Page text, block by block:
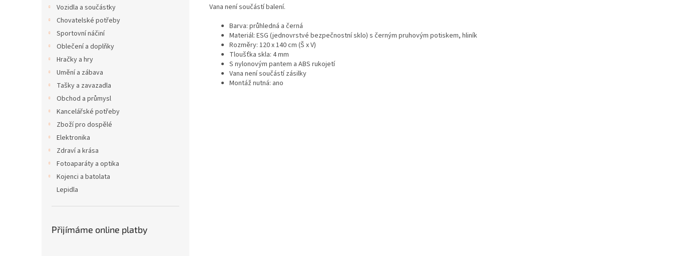
Vozidla a součástky
Chovatelské potřeby
Sportovní náčiní
Oblečení a doplňky
Hračky a hry
Umění a zábava
Tašky a zavazadla
Obchod a průmysl
Kancelářské potřeby
Zboží pro dospělé
Elektronika
Zdraví a krása
Fotoaparáty a optika
Kojenci a batolata
Lepidla
Přijímáme online platby
Vana není součástí balení.
Barva: průhledná a černá
Materiál: ESG (jednovrstvé bezpečnostní sklo) s černým pruhovým potiskem, hliník
Rozměry: 120 x 140 cm (Š x V)
Tloušťka skla: 4 mm
S nylonovým pantem a ABS rukojetí
Vana není součástí zásilky
Montáž nutná: ano